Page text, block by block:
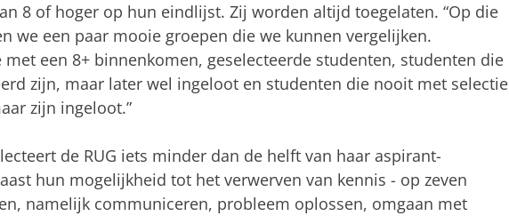
8 of hoger op hun eindlijst. Zij worden altijd toegelaten. “Op die
we een paar mooie groepen die we kunnen vergelijken.
met een 8+ binnenkomen, geselecteerde studenten, studenten die
zijn, maar later wel ingeloot en studenten die nooit met selectie
zijn ingeloot.”
de RUG iets minder dan de helft van haar aspirant-
hun mogelijkheid tot het verwerven van kennis - op zeven
namelijk communiceren, probleem oplossen, omgaan met